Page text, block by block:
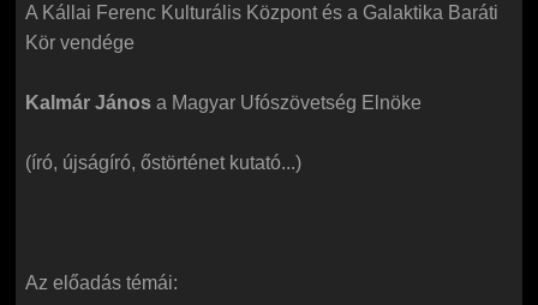
A Kállai Ferenc Kulturális Központ és a Galaktika Baráti
Kör vendége
Kalmár János a Magyar Ufószövetség Elnöke
(író, újságíró, őstörténet kutató...)
Az előadás témái: